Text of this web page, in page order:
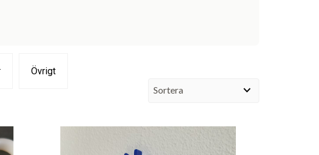
Övrigt
Sortera
expand_more